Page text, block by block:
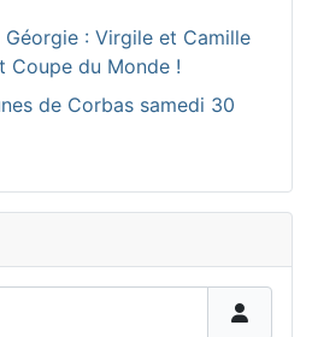
: Virgile et Camille
Coupe du Monde !
de Corbas samedi 30